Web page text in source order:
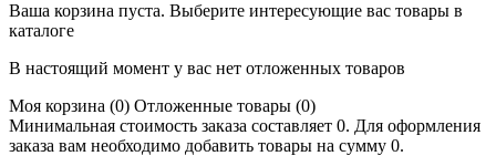
Ваша корзина пуста. Выберите интересующие вас товары в
каталоге
В настоящий момент у вас нет отложенных товаров
Моя корзина (0) Отложенные товары (0)
Минимальная стоимость заказа составляет 0. Для оформления
заказа вам необходимо добавить товары на сумму 0.